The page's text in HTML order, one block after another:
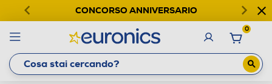
CONCORSO ANNIVERSARIO
0